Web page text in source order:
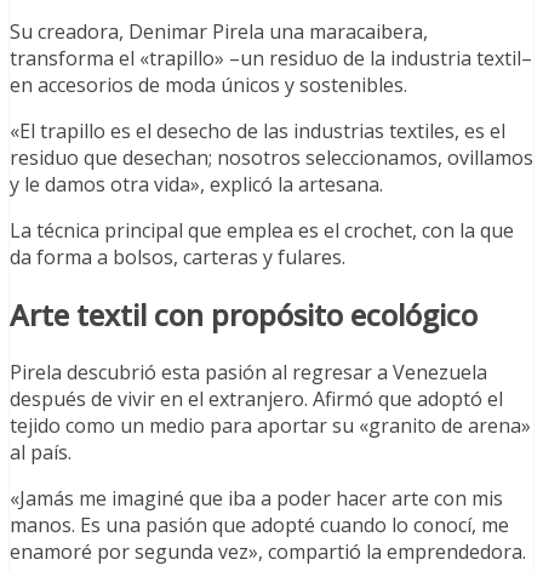
Su creadora, Denimar Pirela una maracaibera,
transforma el «trapillo» –un residuo de la industria textil–
en accesorios de moda únicos y sostenibles.
«El trapillo es el desecho de las industrias textiles, es el
residuo que desechan; nosotros seleccionamos, ovillamos
y le damos otra vida», explicó la artesana.
La técnica principal que emplea es el crochet, con la que
da forma a bolsos, carteras y fulares.
Arte textil con propósito ecológico
Pirela descubrió esta pasión al regresar a Venezuela
después de vivir en el extranjero. Afirmó que adoptó el
tejido como un medio para aportar su «granito de arena»
al país.
«Jamás me imaginé que iba a poder hacer arte con mis
manos. Es una pasión que adopté cuando lo conocí, me
enamoré por segunda vez», compartió la emprendedora.